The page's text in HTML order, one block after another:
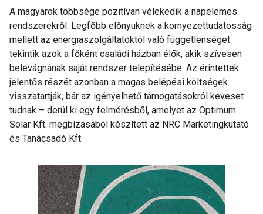
A magyarok többsége pozitívan vélekedik a napelemes
rendszerekről. Legfőbb előnyüknek a környezettudatosság
mellett az energiaszolgáltatóktól való függetlenséget
tekintik azok a főként családi házban élők, akik szívesen
belevágnának saját rendszer telepítésébe. Az érintettek
jelentős részét azonban a magas belépési költségek
visszatartják, bár az igényelhető támogatásokról keveset
tudnak – derül ki egy felmérésből, amelyet az Optimum
Solar Kft. megbízásából készített az NRC Marketingkutató
és Tanácsadó Kft.